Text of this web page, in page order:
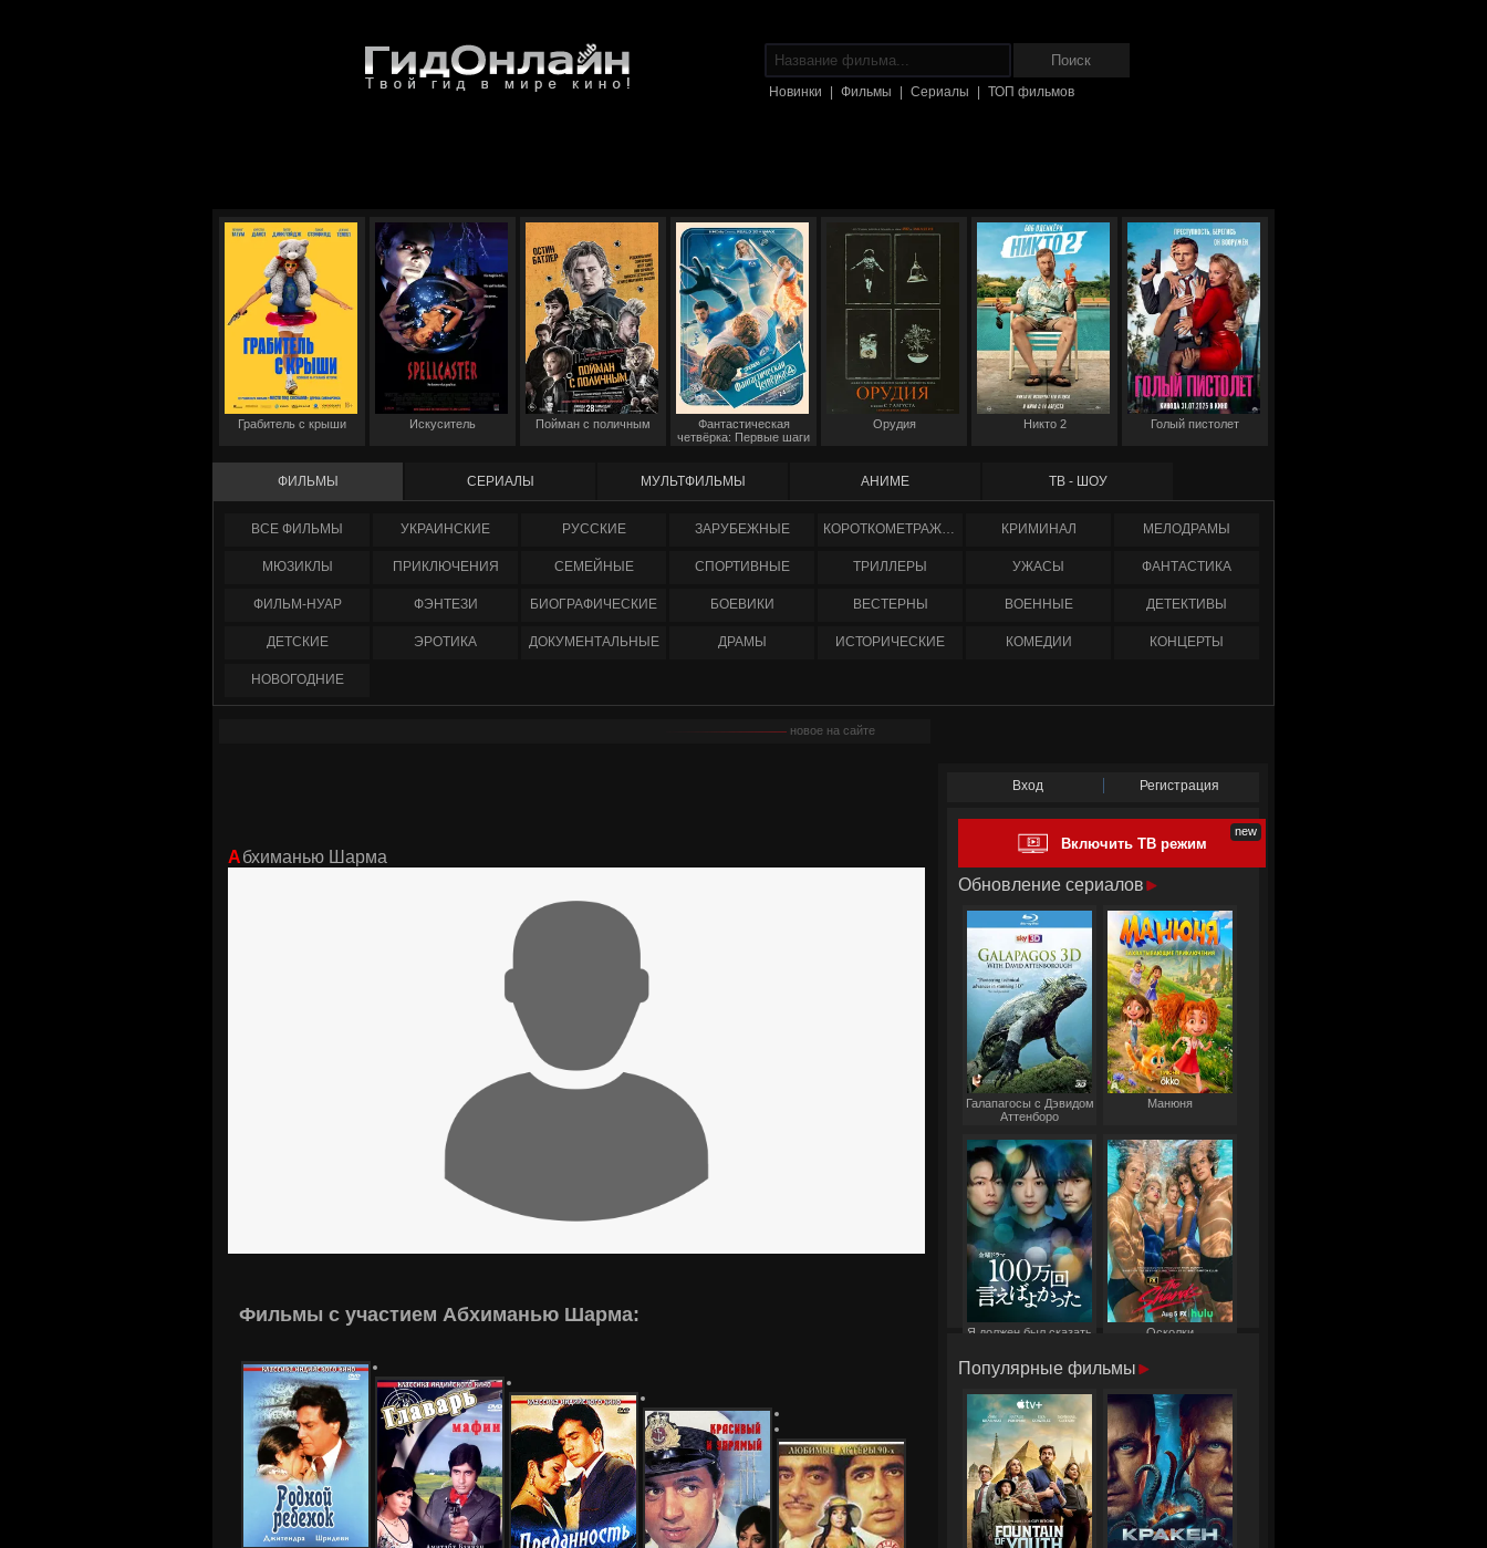
Новинки Фильмы Сериалы ТОП фильмов
Грабитель с крыши Искуситель Пойман с поличным
Фантастическая
четвёрка: Первые шаги
Орудия Никто 2 Голый пистолет
ФИЛЬМЫ СЕРИАЛЫ МУЛЬТФИЛЬМЫ АНИМЕ ТВ - ШОУ
ФИЛЬМЫ УКРАИНCКИЕ РУССКИЕ ЗАРУБЕЖНЫЕ КОРОТКОМЕТРАЖНЫЕ КРИМИНАЛ МЕЛОДРАМЫ
МЮЗИКЛЫ ПРИКЛЮЧЕНИЯ СЕМЕЙНЫЕ СПОРТИВНЫЕ ТРИЛЛЕРЫ УЖАСЫ ФАНТАСТИКА
ФИЛЬМ-НУАР ФЭНТЕЗИ БИОГРАФИЧЕСКИЕ БОЕВИКИ ВЕСТЕРНЫ ВОЕННЫЕ ДЕТЕКТИВЫ
ДЕТСКИЕ ЭРОТИКА ДОКУМЕНТАЛЬНЫЕ ДРАМЫ ИСТОРИЧЕСКИЕ КОМЕДИИ КОНЦЕРТЫ
НОВОГОДНИЕ
новое на сайте
Абхиманью Шарма
Фильмы с участием Абхиманью Шарма:
Вход Регистрация
Включить ТВ режим
Обновление сериалов
Галапагосы с Дэвидом
Аттенборо
Манюня
Я должен был сказать
Осколки
Популярные фильмы